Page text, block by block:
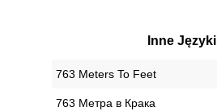
Inne Języki
‎763 Meters To Feet
‎763 Метра в Крака